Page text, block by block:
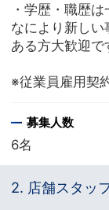
・学歴・職歴
なにより新し
ある方大歓迎で
※従業員雇用契
募集人数
6名
2. 店舗スタッ